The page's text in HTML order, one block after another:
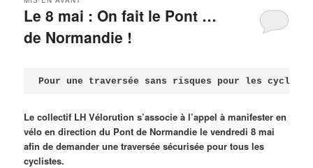
Le 8 mai : On fait le Pont …
de Normandie !
Pour une traversée sans risques pour les
Le collectif LH Vélorution s’associe à l’appel à manifester en
vélo en direction du Pont de Normandie le vendredi 8 mai
afin de demander une traversée sécurisée pour tous les
cyclistes.